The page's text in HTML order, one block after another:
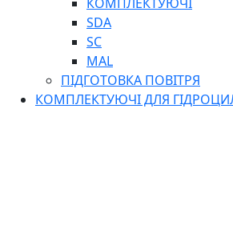
SDA
SC
MAL
ПІДГОТОВКА ПОВІТРЯ
КОМПЛЕКТУЮЧІ ДЛЯ